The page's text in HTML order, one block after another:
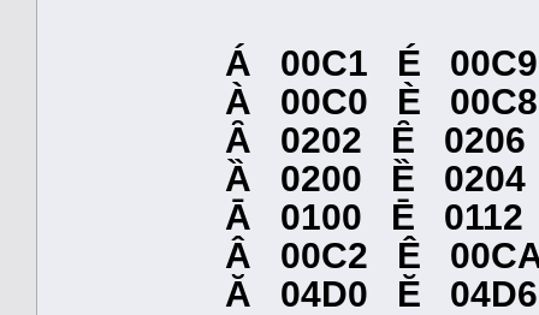
Á 00C1 É
À 00C0 È
Ȃ 0202 Ȇ
Ȁ 0200 Ȅ
Ā 0100 Ē
Â 00C2 Ê
Ӑ 04D0 Ӗ